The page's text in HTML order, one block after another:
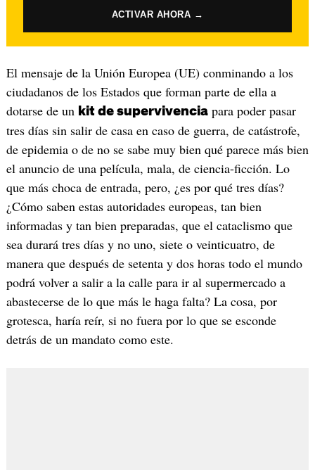
ACTIVAR AHORA →
El mensaje de la Unión Europea (UE) conminando a los
ciudadanos de los Estados que forman parte de ella a
dotarse de un kit de supervivenciapara poder pasar
tres días sin salir de casa en caso de guerra, de catástrofe,
de epidemia o de no se sabe muy bien qué parece más bien
el anuncio de una película, mala, de ciencia-ficción. Lo
que más choca de entrada, pero, ¿es por qué tres días?
¿Cómo saben estas autoridades europeas, tan bien
informadas y tan bien preparadas, que el cataclismo que
sea durará tres días y no uno, siete o veinticuatro, de
manera que después de setenta y dos horas todo el mundo
podrá volver a salir a la calle para ir al supermercado a
abastecerse de lo que más le haga falta? La cosa, por
grotesca, haría reír, si no fuera por lo que se esconde
detrás de un mandato como este.